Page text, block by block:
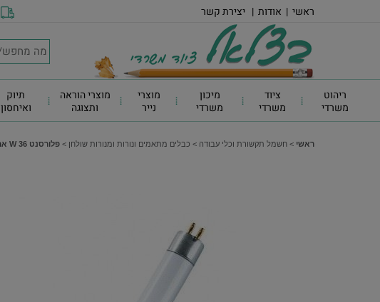
ראשי | אודות | יצירת קשר
ריהוט
משרדי
ציוד
משרדי
מיכון
משרדי
מוצרי
נייר
מוצרי הוראה
ותצוגה
תיוק
ואיחסון
ראשי > חשמל תקשורת וכלי עבודה > כבלים מתאמים ונורות ומנורות שולחן > פלורסנט W 36 ארוך יונדאי